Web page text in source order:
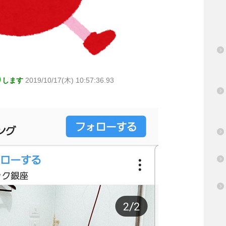
します 2019/10/17(木) 10:57:36.93